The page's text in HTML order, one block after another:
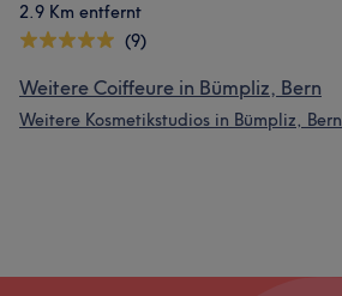
2.9 Km entfernt
(9)
Weitere Coiffeure in Bümpliz, Bern
Weitere Kosmetikstudios in Bümpliz, Bern